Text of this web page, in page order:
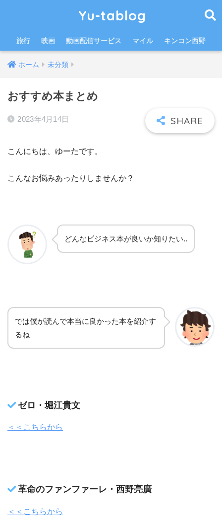
Yu-tablog
旅行 映画 動画配信サービス マイル キンコン西野
ホーム 未分類
おすすめ本まとめ
2023年4月14日
こんにちは、ゆーたです。
こんなお悩みあったりしませんか？
どんなビジネス本が良いか知りたい..
では僕が読んで本当に良かった本を紹介す
るね
ゼロ・堀江貴文
＜＜こちらから
革命のファンファーレ・西野亮廣
＜＜こちらから